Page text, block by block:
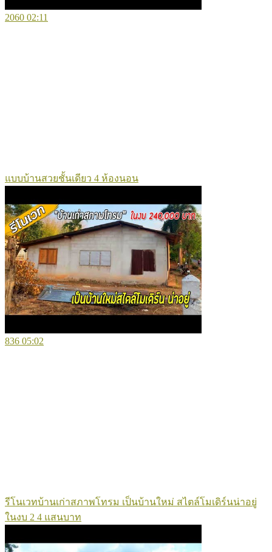
2060 02:11
แบบบ้านสวยชั้นเดียว 4 ห้องนอน
836 05:02
รีโนเวทบ้านเก่าสภาพโทรม เป็นบ้านใหม่ สไตล์โมเดิร์นน่าอยู่
ในงบ 2 4 แสนบาท